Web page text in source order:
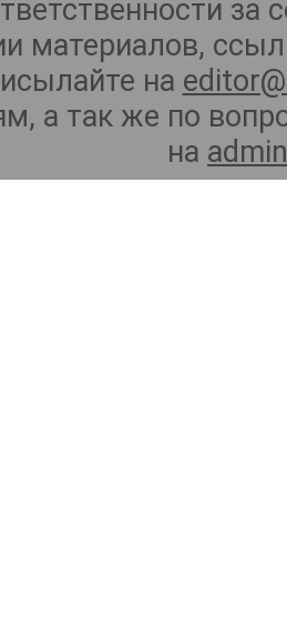
материалов,
на
а так же по
на